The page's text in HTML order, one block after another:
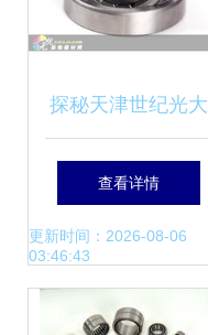
探秘天津世纪光大
SKF进口轴承展厅
与机械零部件制造
的交汇点
查看详情
更新时间：2026-08-06
03:46:43